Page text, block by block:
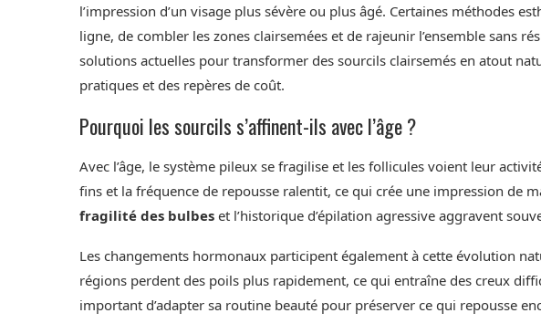
l’impression d’un visage plus sévère ou plus âgé. Certaines méthodes
ligne, de combler les zones clairsemées et de rajeunir l’ensemble sans
solutions actuelles pour transformer des sourcils clairsemés en atout
pratiques et des repères de coût.
Pourquoi les sourcils s’affinent-ils avec l’âge ?
Avec l’âge, le système pileux se fragilise et les follicules voient leur
fins et la fréquence de repousse ralentit, ce qui crée une impression de
fragilité des bulbes et l’historique d’épilation agressive aggravent
Les changements hormonaux participent également à cette évolution
régions perdent des poils plus rapidement, ce qui entraîne des creux
important d’adapter sa routine beauté pour préserver ce qui repousse